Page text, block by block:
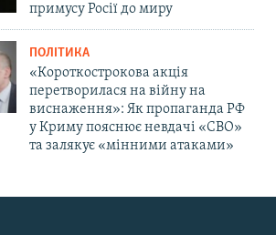
примусу Росії до миру
ПОЛІТИКА
«Короткострокова акція
перетворилася на війну на
виснаження»: Як пропаганда РФ
у Криму пояснює невдачі «СВО»
та залякує «мінними атаками»